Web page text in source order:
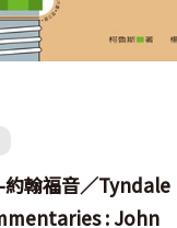
約翰福音／Tyndale
: John